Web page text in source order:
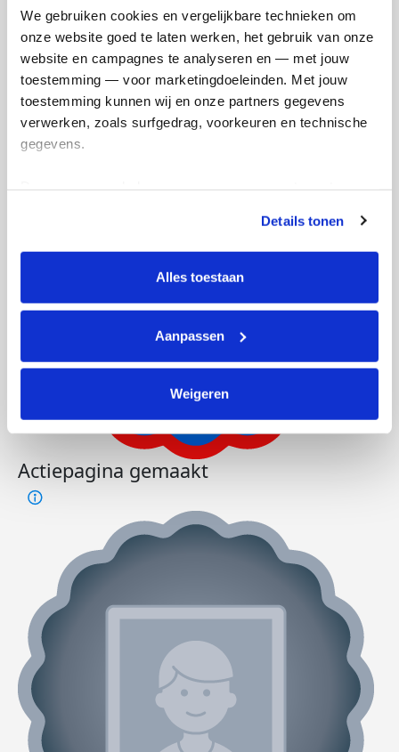
We gebruiken cookies en vergelijkbare technieken om
onze website goed te laten werken, het gebruik van onze
website en campagnes te analyseren en — met jouw
toestemming — voor marketingdoeleinden. Met jouw
toestemming kunnen wij en onze partners gegevens
verwerken, zoals surfgedrag, voorkeuren en technische
gegevens.
tonen. Je kunt je toestemming op elk moment wijzigen of
intrekken via Cookie instellingen onderaan de pagina. De
lijst met cookies is te vinden in het tabblad “details”.
Details tonen
Alles toestaan
Aanpassen
Weigeren
Lieke's badges
Actiepagina gemaakt